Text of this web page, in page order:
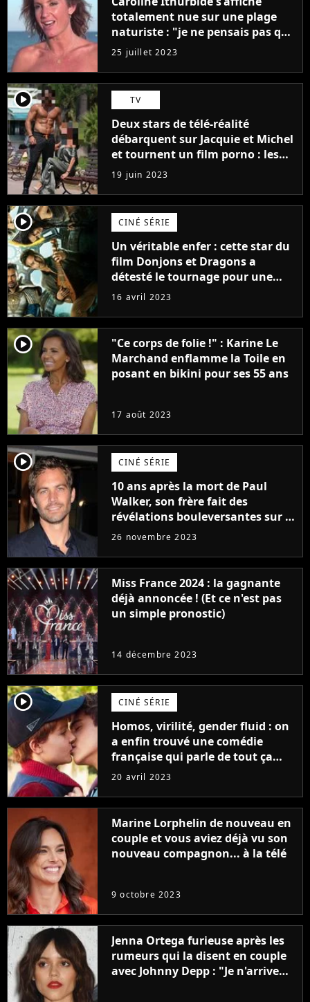
totalement nue sur une plage
naturiste : "je ne pensais pas que
j'arriverais à le faire..."
25 juillet 2023
player2 TV
Deux stars de télé-réalité
débarquent sur Jacquie et Michel
et tournent un film porno : les
premières images du tournage
(exclu)
19 juin 2023
player2 CINÉ SÉRIE
Un véritable enfer : cette star du
film Donjons et Dragons a
détesté le tournage pour une
raison très spéciale
16 avril 2023
player2
"Ce corps de folie !" : Karine Le
Marchand enflamme la Toile en
posant en bikini pour ses 55 ans
17 août 2023
player2 CINÉ SÉRIE
10 ans après la mort de Paul
Walker, son frère fait des
révélations bouleversantes sur la
réaction des acteurs de Fast and
26 novembre 2023
Miss France 2024 : la gagnante
déjà annoncée ! (Et ce n'est pas
un simple pronostic)
14 décembre 2023
player2 CINÉ SÉRIE
Homos, virilité, gender fluid : on
a enfin trouvé une comédie
française qui parle de tout ça
sans être super ringarde
20 avril 2023
Marine Lorphelin de nouveau en
couple et vous aviez déjà vu son
nouveau compagnon... à la télé
9 octobre 2023
Jenna Ortega furieuse après les
rumeurs qui la disent en couple
avec Johnny Depp : "Je n'arrive